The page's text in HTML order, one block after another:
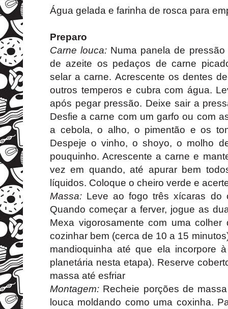
Água gelada e farinha de rosca para
Preparo
Carne louca: Numa panela de
de azeite os pedaços de carne
selar a carne. Acrescente os dentes
outros temperos e cubra com água.
após pegar pressão. Deixe sair a
Desfie a carne com um garfo ou com
a cebola, o alho, o pimentão e os
Despeje o vinho, o shoyo, o molho
pouquinho. Acrescente a carne e
vez em quando, até apurar bem
líquidos. Coloque o cheiro verde e
Massa: Leve ao fogo três xícaras do
Quando começar a ferver, jogue as
Mexa vigorosamente com uma
cozinhar bem (cerca de 10 a 15
mandioquinha até que ela incorpore
planetária nesta etapa). Reserve
massa até esfriar
Montagem: Recheie porções de
louca moldando como uma coxinha.